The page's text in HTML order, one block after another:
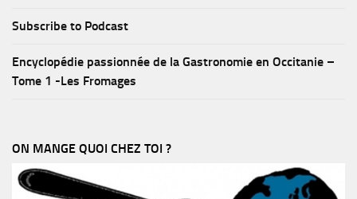
Subscribe to Podcast
Encyclopédie passionnée de la Gastronomie en Occitanie –
Tome 1 -Les Fromages
ON MANGE QUOI CHEZ TOI ?